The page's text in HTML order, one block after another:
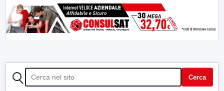
CERCA Cerca